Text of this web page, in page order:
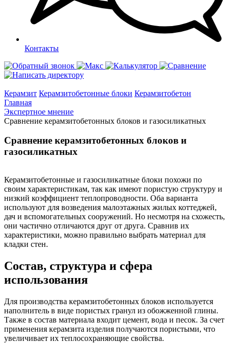
Контакты
Керамзит Керамзитобетонные блоки Керамзитобетон
Главная
Экспертное мнение
Сравнение керамзитобетонных блоков и газосиликатных
Сравнение керамзитобетонных блоков и
газосиликатных
Керамзитобетонные и газосиликатные блоки похожи по
своим характеристикам, так как имеют пористую структуру и
низкий коэффициент теплопроводности. Оба варианта
используют для возведения малоэтажных жилых коттеджей,
дач и вспомогательных сооружений. Но несмотря на схожесть,
они частично отличаются друг от друга. Сравнив их
характеристики, можно правильно выбрать материал для
кладки стен.
Состав, структура и сфера
использования
Для производства керамзитобетонных блоков используется
наполнитель в виде пористых гранул из обожженной глины.
Также в состав материала входит цемент, вода и песок. За счет
применения керамзита изделия получаются пористыми, что
увеличивает их теплосохраняющие свойства.